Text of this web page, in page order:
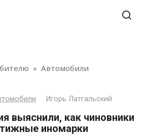
» Автомобили
Игорь Латгальский
выяснили, как чиновники
иномарки